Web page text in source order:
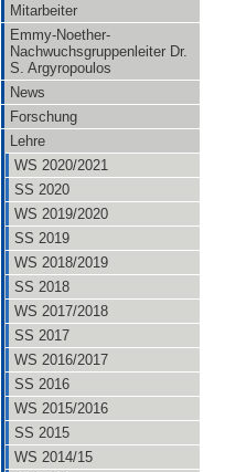
Mitarbeiter
Emmy-Noether-
Nachwuchsgruppenleiter Dr.
S. Argyropoulos
News
Forschung
Lehre
WS 2020/2021
SS 2020
WS 2019/2020
SS 2019
WS 2018/2019
SS 2018
WS 2017/2018
SS 2017
WS 2016/2017
SS 2016
WS 2015/2016
SS 2015
WS 2014/15